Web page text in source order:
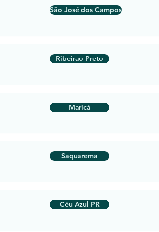
São José dos Campos
Ribeirao Preto
Maricá
Saquarema
Céu Azul PR